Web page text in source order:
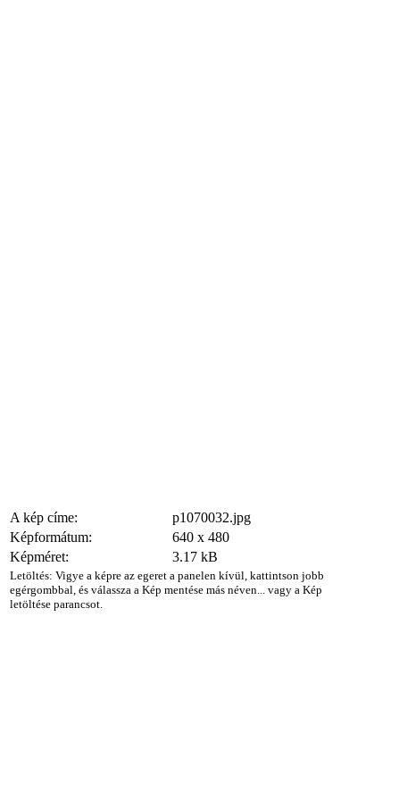
A kép címe:
p1070032.jpg
Képformátum:
640 x 480
Képméret:
3.17 kB
Letöltés: Vigye a képre az egeret a panelen kívül, kattintson jobb
egérgombbal, és válassza a Kép mentése más néven... vagy a Kép
letöltése parancsot.